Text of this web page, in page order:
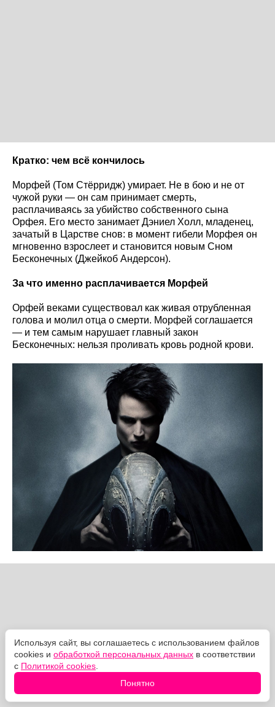
Кратко: чем всё кончилось
Морфей (Том Стёрридж) умирает. Не в бою и не от
чужой руки — он сам принимает смерть,
расплачиваясь за убийство собственного сына
Орфея. Его место занимает Дэниел Холл, младенец,
зачатый в Царстве снов: в момент гибели Морфея он
мгновенно взрослеет и становится новым Сном
Бесконечных (Джейкоб Андерсон).
За что именно расплачивается Морфей
Орфей веками существовал как живая отрубленная
голова и молил отца о смерти. Морфей соглашается
— и тем самым нарушает главный закон
Бесконечных: нельзя проливать кровь родной крови.
Используя сайт, вы соглашаетесь с использованием файлов
cookies и обработкой персональных данных в соответствии
с Политикой cookies
Понятно